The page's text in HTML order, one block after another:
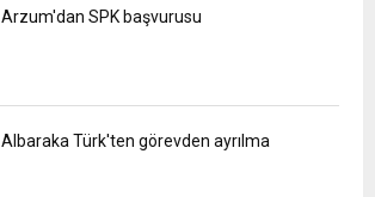
Arzum'dan SPK başvurusu
Albaraka Türk'ten görevden ayrılma